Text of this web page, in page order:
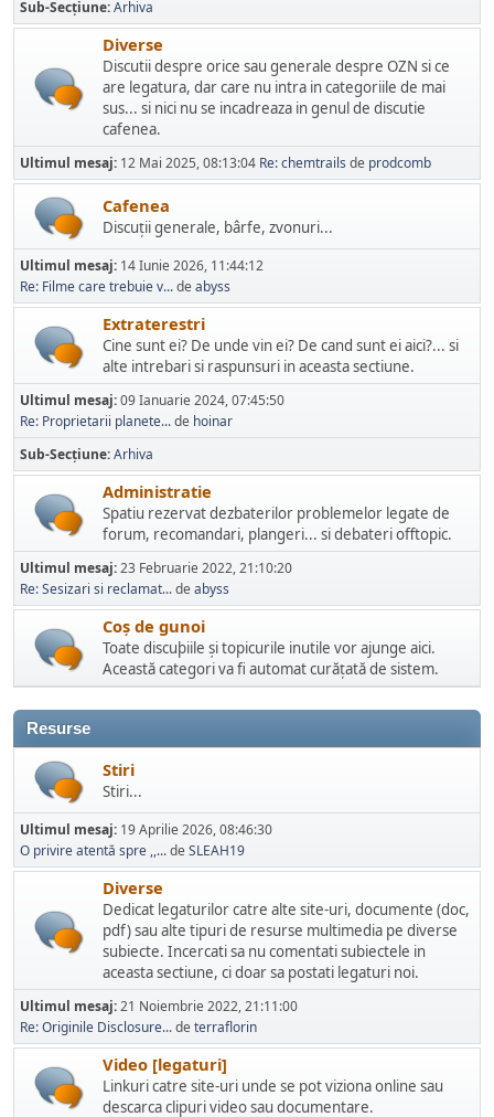
Sub-Secțiune Arhiva
Diverse
Discutii despre orice sau generale despre OZN si ce
are legatura, dar care nu intra in categoriile de mai
sus... si nici nu se incadreaza in genul de discutie
cafenea.
Ultimul mesaj: 12 Mai 2025, 08:13:04 Re: chemtrails de prodcomb
Cafenea
Discuţii generale, bârfe, zvonuri...
Ultimul mesaj: 14 Iunie 2026, 11:44:12
Re: Filme care trebuie v...de abyss
Extraterestri
Cine sunt ei? De unde vin ei? De cand sunt ei aici?... si
alte intrebari si raspunsuri in aceasta sectiune.
Ultimul mesaj:09 Ianuarie 2024, 07:45:50
Re: Proprietarii planete...de hoinar
Sub-Secțiune Arhiva
Administratie
Spatiu rezervat dezbaterilor problemelor legate de
forum, recomandari, plangeri... si debateri offtopic.
Ultimul mesaj:23 Februarie 2022, 21:10:20
Re: Sesizari si reclamat...de abyss
Coș de gunoi
Toate discuþiile și topicurile inutile vor ajunge aici.
Această categori va fi automat curățată de sistem.
Resurse
Stiri
Stiri...
Ultimul mesaj: 19 Aprilie 2026, 08:46:30
O privire atentă spre ,,...de SLEAH19
Diverse
Dedicat legaturilor catre alte site-uri, documente (doc,
pdf) sau alte tipuri de resurse multimedia pe diverse
subiecte. Incercati sa nu comentati subiectele in
aceasta sectiune, ci doar sa postati legaturi noi.
Ultimul mesaj:21 Noiembrie 2022, 21:11:00
Re: Originile Disclosure...de terraflorin
Video [legaturi]
Linkuri catre site-uri unde se pot viziona online sau
descarca clipuri video sau documentare.